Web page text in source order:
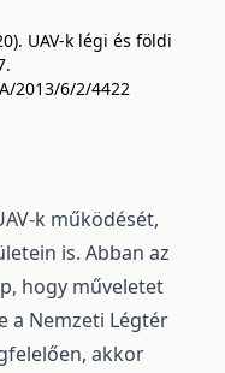
UAV-k légi és földi
2013/6/2/4422
k működését,
is. Abban az
hogy műveletet
a Nemzeti Légtér
akkor